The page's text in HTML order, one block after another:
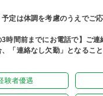
定は体調を考慮のうえでご
間前までにお電話で】ご連
「連絡なし欠勤」となるこ
験者優遇